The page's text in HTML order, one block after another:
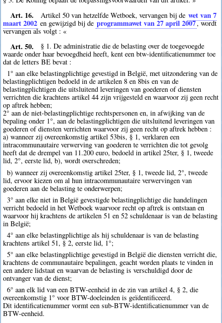
Art. 16. Artikel 50 van hetzelfde Wetboek, vervangen bij de wet van 7
maart 2002 en gewijzigd bij de programmawet van 27 april 2007, wordt
vervangen als volgt : «
Art. 50.
§ 1. De administratie die de belasting over de toegevoegde
waarde onder haar bevoegdheid heeft, kent een btw-identificatienummer toe
dat de letters BE bevat :
1° aan elke belastingplichtige gevestigd in België, met uitzondering van de
belastingplichtigen bedoeld in de artikelen 8 en 8bis en van de
belastingplichtigen die uitsluitend leveringen van goederen of diensten
verrichten die krachtens artikel 44 zijn vrijgesteld en waarvoor zij geen recht
op aftrek hebben;
2° aan de niet-belastingplichtige rechtspersonen en, in afwijking van de
bepaling onder 1°, aan de belastingplichtigen die uitsluitend leveringen van
goederen of diensten verrichten waarvoor zij geen recht op aftrek hebben :
a) wanneer zij overeenkomstig artikel 53bis, § 1, verklaren een
intracommunautaire verwerving van goederen te verrichten die tot gevolg
heeft dat de drempel van 11.200 euro, bedoeld in artikel 25ter, § 1, tweede
lid, 2°, eerste lid, b), wordt overschreden;
b) wanneer zij overeenkomstig artikel 25ter, § 1, tweede lid, 2°, tweede
lid, ervoor kiezen om al hun intracommunautaire verwervingen van
goederen aan de belasting te onderwerpen;
3° aan elke niet in België gevestigde belastingplichtige die handelingen
verricht bedoeld in het Wetboek waarvoor recht op aftrek is ontstaan en
waarvoor hij krachtens de artikelen 51 en 52 schuldenaar is van de belasting
in België;
4° aan elke belastingplichtige als hij schuldenaar is van de belasting
krachtens artikel 51, § 2, eerste lid, 1°;
5° aan elke belastingplichtige gevestigd in België die diensten verricht die,
krachtens de communautaire bepalingen, geacht worden plaats te vinden in
een andere lidstaat en waarvan de belasting is verschuldigd door de
ontvanger van de dienst;
6° aan elk lid van een BTW-eenheid in de zin van artikel 4, § 2, die
overeenkomstig 1° voor BTW-doeleinden is geïdentificeerd.
Dit identificatienummer vormt een sub-BTW-identificatienummer van de
BTW-eenheid.